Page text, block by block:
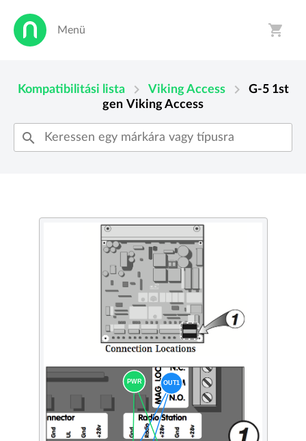
Menü shopping_cart
Kompatibilitási lista chevron_right Viking Access chevron_right
G-5 1st
gen Viking Access
search